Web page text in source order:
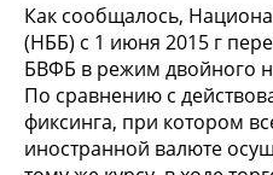
Как сообщалось,
(НББ) с 1 июня 2015 г
БВФБ в режим двойного
По сравнению с
фиксинга, при котором
иностранной валюте